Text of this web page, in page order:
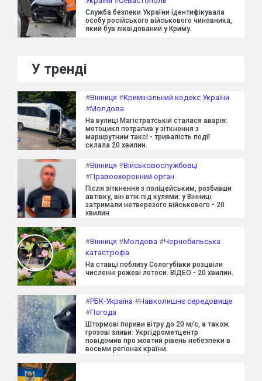
Служба безпеки України ідентифікувала
особу російського військового чиновника,
який був ліквідований у Криму.
У тренді
#Вінниця #Кримінальний кодекс України
#Молдова
На вулиці Магістратській сталася аварія:
мотоцикл потрапив у зіткнення з
маршрутним таксі - тривалість події
склала 20 хвилин.
#Вінниця #Військовослужбовці
#Правоохоронний орган
Після зіткнення з поліцейським, розбивши
автівку, він втік під кулями: у Вінниці
затримали нетверезого військового - 20
хвилин
#Вінниця #Молдова #Чорнобильська
катастрофа
На ставці поблизу Сологубівки розцвіли
численні рожеві лотоси. ВІДЕО - 20 хвилин.
#РБК-Україна #Навколишнє середовище
#Погода
Штормові пориви вітру до 20 м/с, а також
грозові зливи: Укргідрометцентр
повідомив про жовтий рівень небезпеки в
восьми регіонах країни.